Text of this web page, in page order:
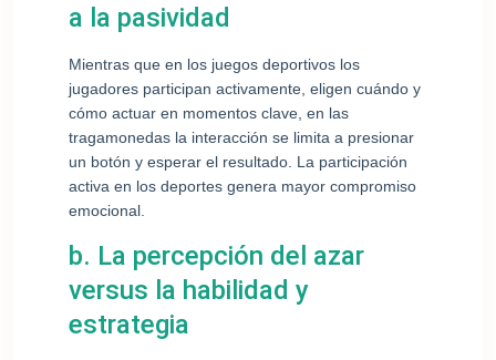
a la pasividad
Mientras que en los juegos deportivos los
jugadores participan activamente, eligen cuándo y
cómo actuar en momentos clave, en las
tragamonedas la interacción se limita a presionar
un botón y esperar el resultado. La participación
activa en los deportes genera mayor compromiso
emocional.
b. La percepción del azar
versus la habilidad y
estrategia